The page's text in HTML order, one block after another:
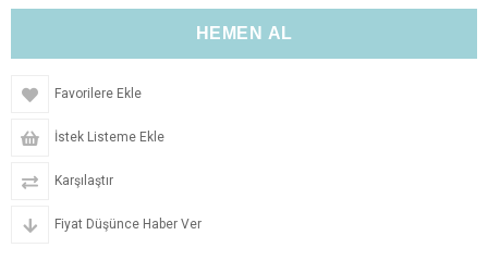
Favorilere Ekle
İstek Listeme Ekle
Karşılaştır
Fiyat Düşünce Haber Ver